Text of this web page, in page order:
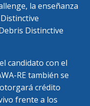
la enseñanza
Distinctive
candidato con el
RE también se
crédito
frente a los